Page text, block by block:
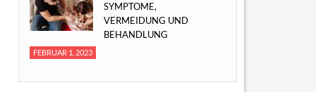
SYMPTOME,
VERMEIDUNG UND
BEHANDLUNG
FEBRUAR 1, 2023